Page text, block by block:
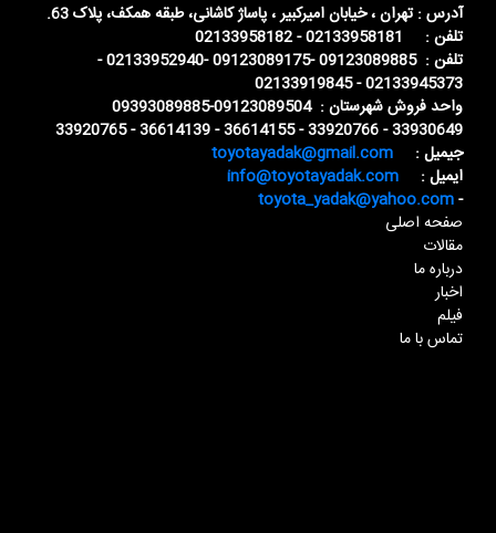
آدرس : تهران ، خیابان امیرکبیر ، پاساژ کاشانی، طبقه همکف، پلاک 63.
تلفن : 02133958181 - 02133958182
تلفن : 09123089885 -09123089175 -02133952940 -
02133945373 - 02133919845
واحد فروش شهرستان : 09123089504-09393089885
33930649 - 33920766 - 36614155 - 36614139 - 33920765
جیمیل : toyotayadak@gmail.com
ایمیل : info@toyotayadak.com
-
toyota_yadak@yahoo.com
صفحه اصلی
مقالات
درباره ما
اخبار
فیلم
تماس با ما